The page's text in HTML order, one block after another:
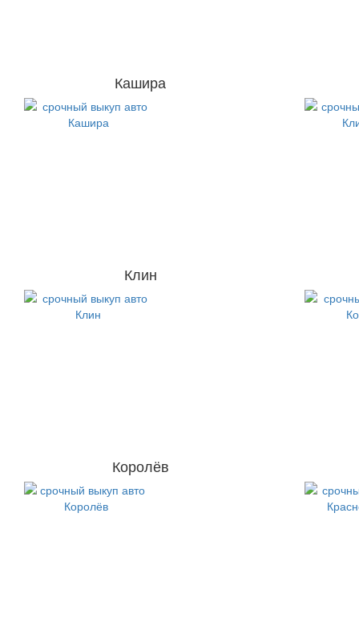
Кашира
Клин
Королёв